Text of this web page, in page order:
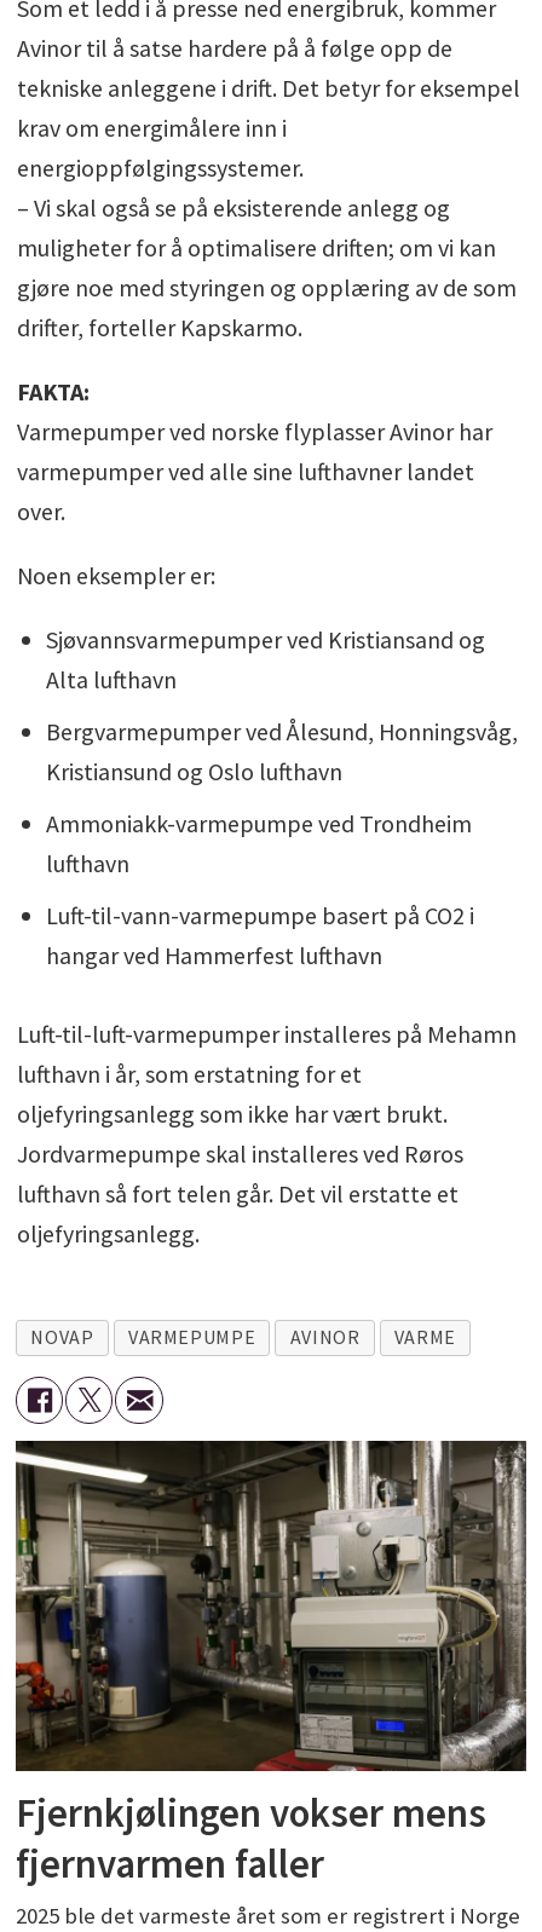
Som et ledd i å presse ned energibruk, kommer
Avinor til å satse hardere på å følge opp de
tekniske anleggene i drift. Det betyr for eksempel
krav om energimålere inn i
energioppfølgingssystemer.
– Vi skal også se på eksisterende anlegg og
muligheter for å optimalisere driften; om vi kan
gjøre noe med styringen og opplæring av de som
drifter, forteller Kapskarmo.
FAKTA:
Varmepumper ved norske flyplasser Avinor har
varmepumper ved alle sine lufthavner landet
over.
Noen eksempler er:
Sjøvannsvarmepumper ved Kristiansand og
Alta lufthavn
Bergvarmepumper ved Ålesund, Honningsvåg,
Kristiansund og Oslo lufthavn
Ammoniakk-varmepumpe ved Trondheim
lufthavn
Luft-til-vann-varmepumpe basert på CO2 i
hangar ved Hammerfest lufthavn
Luft-til-luft-varmepumper installeres på Mehamn
lufthavn i år, som erstatning for et
oljefyringsanlegg som ikke har vært brukt.
Jordvarmepumpe skal installeres ved Røros
lufthavn så fort telen går. Det vil erstatte et
oljefyringsanlegg.
NOVAP VARMEPUMPE AVINOR VARME
Fjernkjølingen vokser mens
fjernvarmen faller
2025 ble det varmeste året som er registrert i Norge